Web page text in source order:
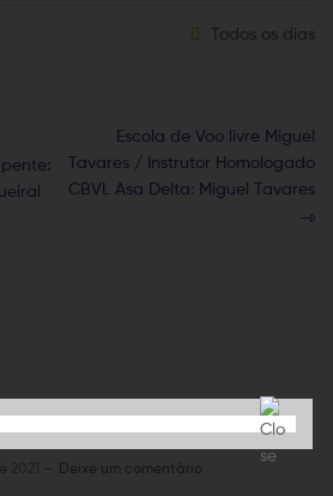
Todos os dias
Escola de Voo livre Miguel
Tavares / Instrutor Homologado
CBVL Asa Delta: Miguel Tavares
sua saúde
Deixe um comentário